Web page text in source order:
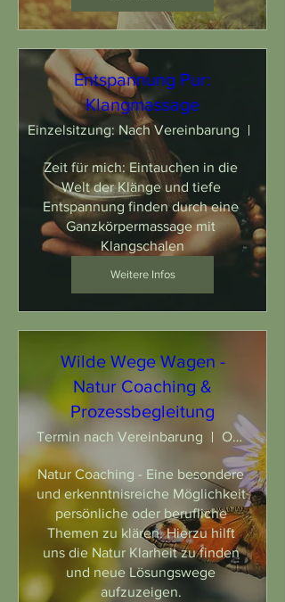
Entspannung Pur:
Klangmassage
Einzelsitzung: Nach Vereinbarung
Zeit für mich: Eintauchen in die
Welt der Klänge und tiefe
Entspannung finden durch eine
Ganzkörpermassage mit
Klangschalen
Weitere Infos
Wilde Wege Wagen -
Natur Coaching &
Prozessbegleitung
Termin nach Vereinbarung Oer-Erkenschwick
Natur Coaching - Eine besondere
und erkenntnisreiche Möglichkeit
persönliche oder berufliche
Themen zu klären. Hierzu hilft
uns die Natur Klarheit zu finden
und neue Lösungswege
aufzuzeigen.